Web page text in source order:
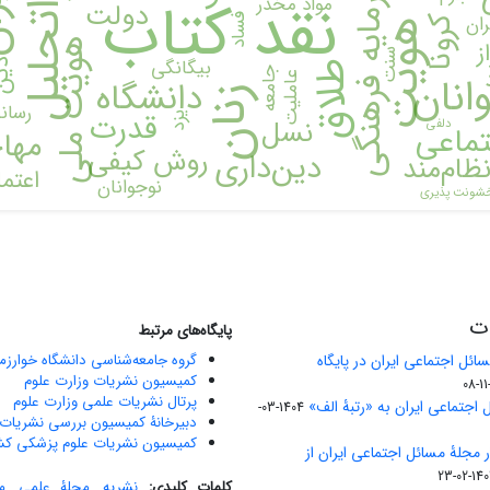
نقد کتاب
زنان هویت فراتحلیل طلاق هویت ملی سرمایه فرهنگی دانشگاه
کرونا
قدرت
دین‌داری
نسل
روش کیفی
دولت
فساد
بیگانگی جامعه
یزد
نوجوانان
عاملیت
سنت
دلفی
پذیری
اجتماعی ایران در پایگاه
اجتماعی ایران به «رتبۀ الف»
1404-03-
مجلۀ مسائل اجتماعی ایران از
1403-
پایگاه‌های مرتبط
گروه جامعه‌شناسی دانشگاه
کمیسیون نشریات وزارت علوم
پرتال نشریات علمی وزارت علوم
دبیرخانۀ کمیسیون بررسی
کمیسیون نشریات علوم پزشکی